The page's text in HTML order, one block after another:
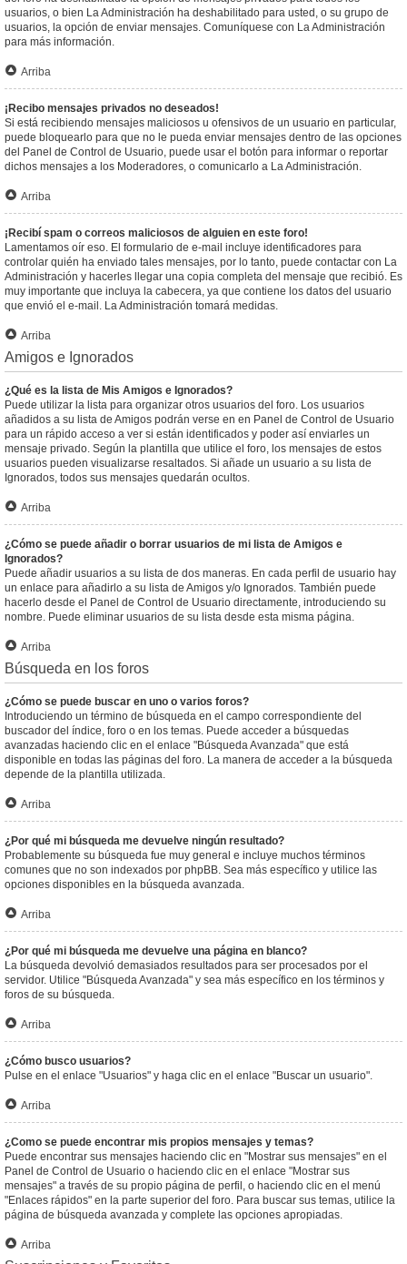
usuarios, o bien La Administración ha deshabilitado para usted, o su grupo de
usuarios, la opción de enviar mensajes. Comuníquese con La Administración
para más información.
Arriba
¡Recibo mensajes privados no deseados!
Si está recibiendo mensajes maliciosos u ofensivos de un usuario en particular,
puede bloquearlo para que no le pueda enviar mensajes dentro de las opciones
del Panel de Control de Usuario, puede usar el botón para informar o reportar
dichos mensajes a los Moderadores, o comunicarlo a La Administración.
Arriba
¡Recibí spam o correos maliciosos de alguien en este foro!
Lamentamos oír eso. El formulario de e-mail incluye identificadores para
controlar quién ha enviado tales mensajes, por lo tanto, puede contactar con La
Administración y hacerles llegar una copia completa del mensaje que recibió. Es
muy importante que incluya la cabecera, ya que contiene los datos del usuario
que envió el e-mail. La Administración tomará medidas.
Arriba
Amigos e Ignorados
¿Qué es la lista de Mis Amigos e Ignorados?
Puede utilizar la lista para organizar otros usuarios del foro. Los usuarios
añadidos a su lista de Amigos podrán verse en en Panel de Control de Usuario
para un rápido acceso a ver si están identificados y poder así enviarles un
mensaje privado. Según la plantilla que utilice el foro, los mensajes de estos
usuarios pueden visualizarse resaltados. Si añade un usuario a su lista de
Ignorados, todos sus mensajes quedarán ocultos.
Arriba
¿Cómo se puede añadir o borrar usuarios de mi lista de Amigos e
Ignorados?
Puede añadir usuarios a su lista de dos maneras. En cada perfil de usuario hay
un enlace para añadirlo a su lista de Amigos y/o Ignorados. También puede
hacerlo desde el Panel de Control de Usuario directamente, introduciendo su
nombre. Puede eliminar usuarios de su lista desde esta misma página.
Arriba
Búsqueda en los foros
¿Cómo se puede buscar en uno o varios foros?
Introduciendo un término de búsqueda en el campo correspondiente del
buscador del índice, foro o en los temas. Puede acceder a búsquedas
avanzadas haciendo clic en el enlace "Búsqueda Avanzada" que está
disponible en todas las páginas del foro. La manera de acceder a la búsqueda
depende de la plantilla utilizada.
Arriba
¿Por qué mi búsqueda me devuelve ningún resultado?
Probablemente su búsqueda fue muy general e incluye muchos términos
comunes que no son indexados por phpBB. Sea más específico y utilice las
opciones disponibles en la búsqueda avanzada.
Arriba
¿Por qué mi búsqueda me devuelve una página en blanco?
La búsqueda devolvió demasiados resultados para ser procesados por el
servidor. Utilice "Búsqueda Avanzada" y sea más específico en los términos y
foros de su búsqueda.
Arriba
¿Cómo busco usuarios?
Pulse en el enlace "Usuarios" y haga clic en el enlace "Buscar un usuario".
Arriba
¿Como se puede encontrar mis propios mensajes y temas?
Puede encontrar sus mensajes haciendo clic en "Mostrar sus mensajes" en el
Panel de Control de Usuario o haciendo clic en el enlace "Mostrar sus
mensajes" a través de su propio página de perfil, o haciendo clic en el menú
"Enlaces rápidos" en la parte superior del foro. Para buscar sus temas, utilice la
página de búsqueda avanzada y complete las opciones apropiadas.
Arriba